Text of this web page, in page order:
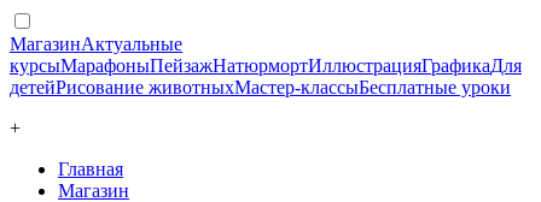
МагазинАктуальные
курсыМарафоныПейзажНатюрмортИллюстрацияГрафикаДля
детейРисование животныхМастер-классыБесплатные уроки
+
Главная
Магазин